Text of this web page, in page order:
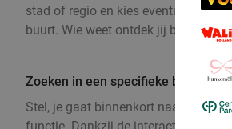
stad of regio en kies eventueel het
buurt. Wie weet ontdek jij
Zoeken in een specifieke buurt
Stel, je gaat binnenkort naar